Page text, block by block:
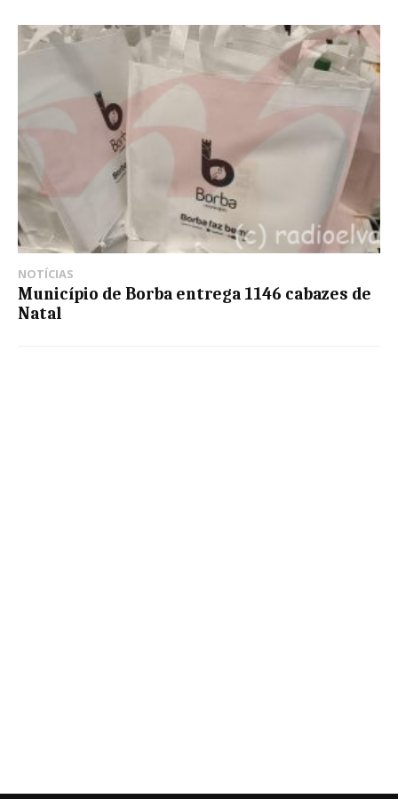
NOTÍCIAS
Município de Borba entrega 1146 cabazes de
Natal